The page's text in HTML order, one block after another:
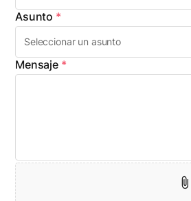
Asunto *
Mensaje *